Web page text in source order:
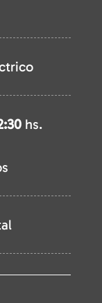
hs.